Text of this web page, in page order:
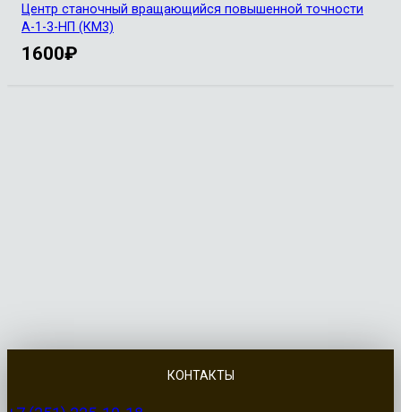
Центр станочный вращающийся повышенной точности
А-1-3-НП (КМ3)
1600₽
КОНТАКТЫ